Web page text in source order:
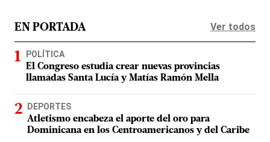
EN PORTADA Ver todos
POLÍTICA
El Congreso estudia crear nuevas provincias
llamadas Santa Lucía y Matías Ramón Mella
DEPORTES
Atletismo encabeza el aporte del oro para
Dominicana en los Centroamericanos y del Caribe